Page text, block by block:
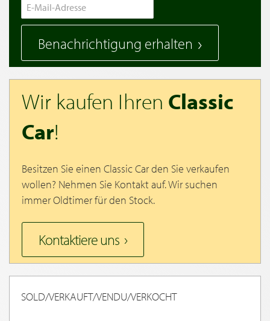
Benachrichtigung erhalten
Wir kaufen Ihren Classic
Car!
Besitzen Sie einen Classic Car den Sie verkaufen
wollen? Nehmen Sie Kontakt auf. Wir suchen
immer Oldtimer für den Stock.
Kontaktiere uns
SOLD/VERKAUFT/VENDU/VERKOCHT